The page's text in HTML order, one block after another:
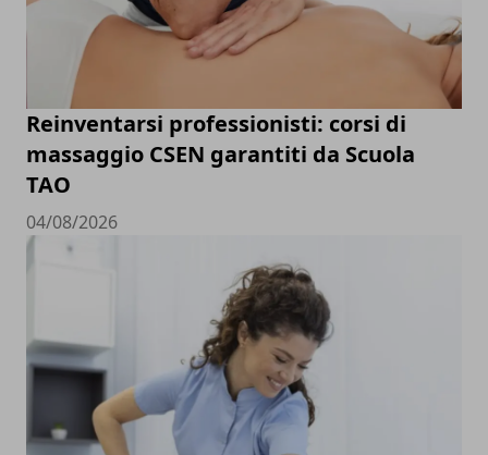
Reinventarsi professionisti: corsi di
massaggio CSEN garantiti da Scuola
TAO
04/08/2026